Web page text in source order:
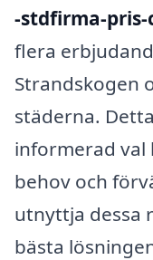
-stdfirma-pris-
flera
Strandskogen
städerna.
informerad val
behov och
utnyttja dessa
bästa